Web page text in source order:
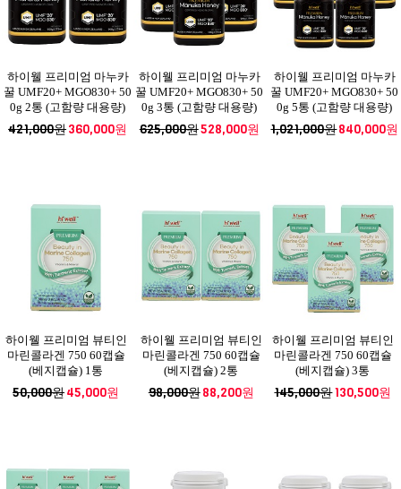
하이웰 프리미엄 마누카
꿀 UMF20+ MGO830+ 50
0g 2통 (고함량 대용량)
421,000원360,000원
하이웰 프리미엄 마누카
꿀 UMF20+ MGO830+ 50
0g 3통 (고함량 대용량)
625,000원528,000원
하이웰 프리미엄 마누카
꿀 UMF20+ MGO830+ 50
0g 5통 (고함량 대용량)
1,021,000원840,000원
하이웰 프리미엄 뷰티인
마린콜라겐 750 60캡슐
(베지캡슐) 1통
50,000원45,000원
하이웰 프리미엄 뷰티인
마린콜라겐 750 60캡슐
(베지캡슐) 2통
98,000원88,200원
하이웰 프리미엄 뷰티인
마린콜라겐 750 60캡슐
(베지캡슐) 3통
145,000원130,500원